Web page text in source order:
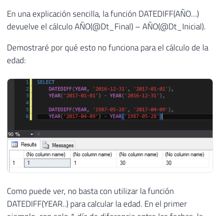
En una explicación sencilla, la función DATEDIFF(AÑO…)
devuelve el cálculo AÑO(@Dt_Final) – AÑO(@Dt_Inicial).
Demostraré por qué esto no funciona para el cálculo de la
edad:
Como puede ver, no basta con utilizar la función
DATEDIFF(YEAR..) para calcular la edad. En el primer